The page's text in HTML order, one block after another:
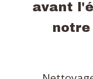
avant